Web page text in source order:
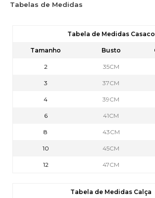
Tabelas de Medidas
Tabela de Medidas Casaco
Tamanho Busto
2 35CM
3 37CM
4 39CM
6 41CM
8 43CM
10 45CM
12 47CM
Tabela de Medidas Calça